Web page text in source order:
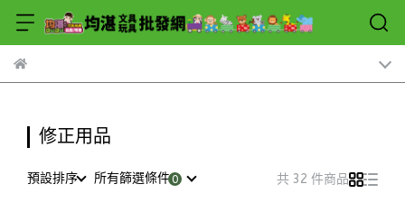
修正用品
預設排序 所有篩選條件 共 32 件商品